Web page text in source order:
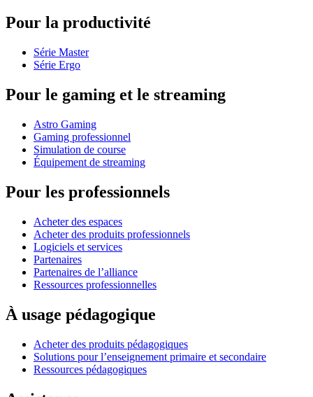
Pour la productivité
Série Master
Série Ergo
Pour le gaming et le streaming
Astro Gaming
Gaming professionnel
Simulation de course
Équipement de streaming
Pour les professionnels
Acheter des espaces
Acheter des produits professionnels
Logiciels et services
Partenaires
Partenaires de l’alliance
Ressources professionnelles
À usage pédagogique
Acheter des produits pédagogiques
Solutions pour l’enseignement primaire et secondaire
Ressources pédagogiques